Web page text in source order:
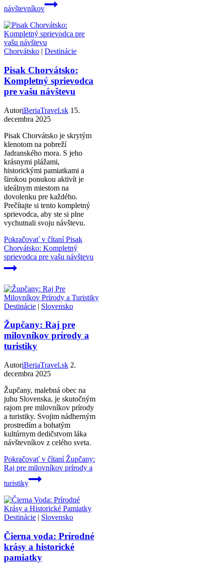
návštevníkov
Chorvátsko | Destinácie
Pisak Chorvátsko:
Kompletný sprievodca
pre vašu návštevu
AutoriBeriaTravel.sk 15.
decembra 2025
Pisak Chorvátsko je skrytým
klenotom na pobreží
Jadranského mora. S jeho
krásnymi plážami,
historickými pamiatkami a
širokou ponukou aktivít je
ideálnym miestom na
dovolenku pre každého.
Prečítajte si tento kompletný
sprievodca, aby ste si plne
vychutnali svoju návštevu.
Pokračovať v čítaníPisak
Chorvátsko: Kompletný
sprievodca pre vašu návštevu
Destinácie | Slovensko
Župčany: Raj pre
milovníkov prírody a
turistiky
AutoriBeriaTravel.sk 2.
decembra 2025
Župčany, malebná obec na
juhu Slovenska, je skutočným
rajom pre milovníkov prírody
a turistiky. Svojim nádherným
prostredím a bohatým
kultúrnym dedičstvom láka
návštevníkov z celého sveta.
Pokračovať v čítaníŽupčany:
Raj pre milovníkov prírody a
turistiky
Destinácie | Slovensko
Čierna voda: Prírodné
krásy a historické
pamiatky